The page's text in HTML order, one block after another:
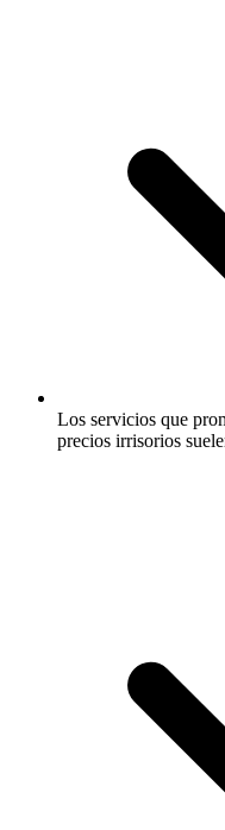
Los servicios que
precios irrisorios